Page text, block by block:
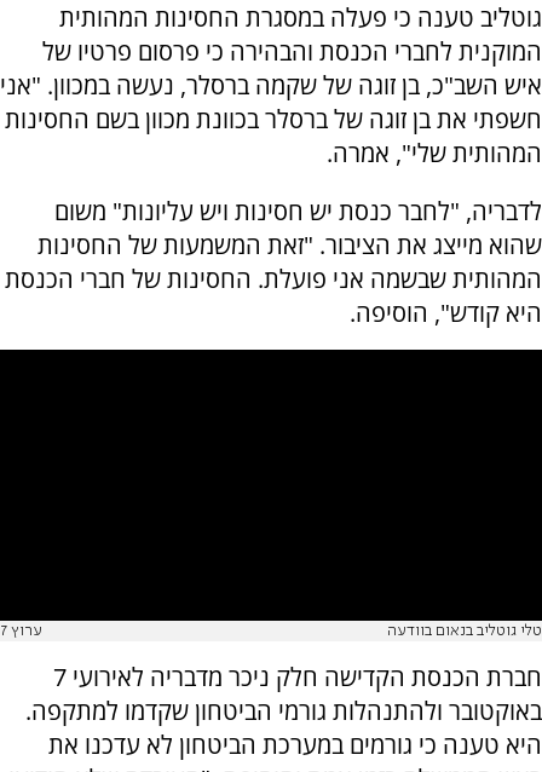
גוטליב טענה כי פעלה במסגרת החסינות המהותית
המוקנית לחברי הכנסת והבהירה כי פרסום פרטיו של
איש השב"כ, בן זוגה של שקמה ברסלר, נעשה במכוון. "אני
חשפתי את בן זוגה של ברסלר בכוונת מכוון בשם החסינות
המהותית שלי", אמרה.
לדבריה, "לחבר כנסת יש חסינות ויש עליונות" משום
שהוא מייצג את הציבור. "זאת המשמעות של החסינות
המהותית שבשמה אני פועלת. החסינות של חברי הכנסת
היא קודש", הוסיפה.
טלי גוטליב בנאום בוודעה ערוץ 7
חברת הכנסת הקדישה חלק ניכר מדבריה לאירועי 7
באוקטובר ולהתנהלות גורמי הביטחון שקדמו למתקפה.
היא טענה כי גורמים במערכת הביטחון לא עדכנו את